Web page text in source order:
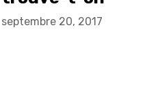
dans Android
septembre 20, 2017